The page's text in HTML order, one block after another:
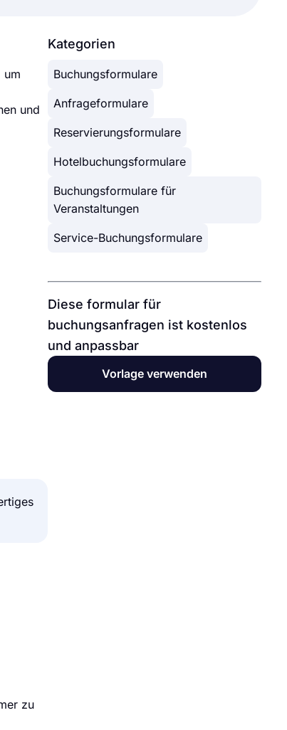
um
und
zu
Kategorien
Buchungsformulare
Anfrageformulare
Reservierungsformulare
Hotelbuchungsformulare
Buchungsformulare für
Veranstaltungen
Service-Buchungsformulare
Diese formular für
buchungsanfragen ist kostenlos
und anpassbar
Vorlage verwenden